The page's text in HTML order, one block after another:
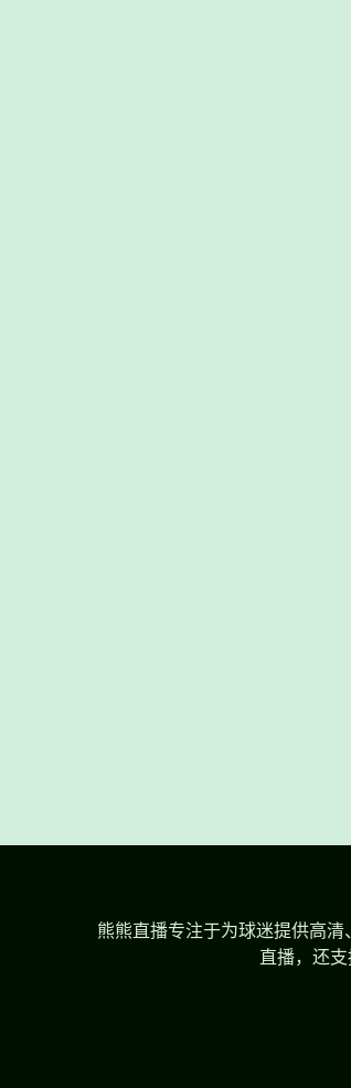
熊熊直播专注于为球迷提供高
直播，还